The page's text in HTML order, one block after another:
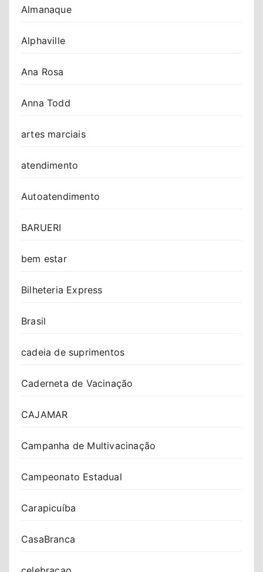
Almanaque
Alphaville
Ana Rosa
Anna Todd
artes marciais
atendimento
Autoatendimento
BARUERI
bem estar
Bilheteria Express
Brasil
cadeia de suprimentos
Caderneta de Vacinação
CAJAMAR
Campanha de Multivacinação
Campeonato Estadual
Carapicuíba
CasaBranca